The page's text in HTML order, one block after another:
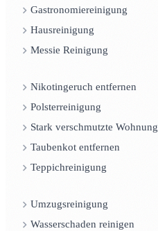
Gastronomiereinigung
Hausreinigung
Messie Reinigung
Nikotingeruch entfernen
Polsterreinigung
Stark verschmutzte Wohnung
Taubenkot entfernen
Teppichreinigung
Umzugsreinigung
Wasserschaden reinigen